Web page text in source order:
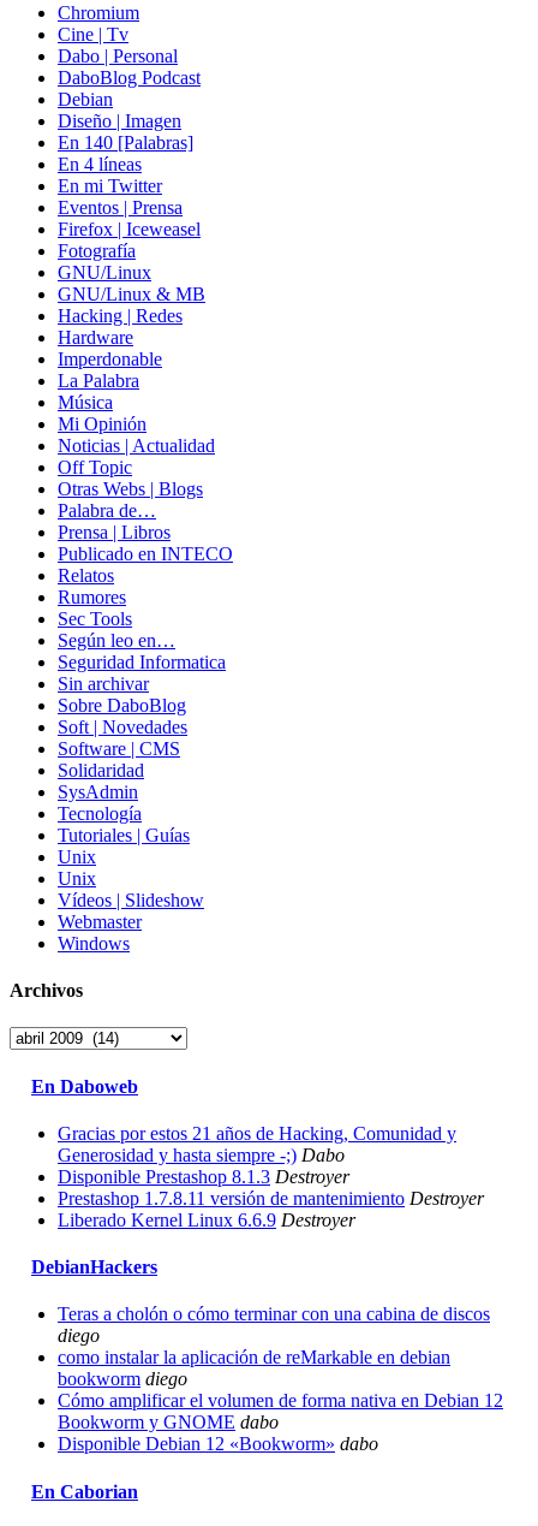
Chromium
Cine | Tv
Dabo | Personal
DaboBlog Podcast
Debian
Diseño | Imagen
En 140 [Palabras]
En 4 líneas
En mi Twitter
Eventos | Prensa
Firefox | Iceweasel
Fotografía
GNU/Linux
GNU/Linux & MB
Hacking | Redes
Hardware
Imperdonable
La Palabra
Música
Mi Opinión
Noticias | Actualidad
Off Topic
Otras Webs | Blogs
Palabra de…
Prensa | Libros
Publicado en INTECO
Relatos
Rumores
Sec Tools
Según leo en…
Seguridad Informatica
Sin archivar
Sobre DaboBlog
Soft | Novedades
Software | CMS
Solidaridad
SysAdmin
Tecnología
Tutoriales | Guías
Unix
Unix
Vídeos | Slideshow
Webmaster
Windows
Archivos
Archivos
En Daboweb
Gracias por estos 21 años de Hacking, Comunidad y
Generosidad y hasta siempre -;) Dabo
Disponible Prestashop 8.1.3 Destroyer
Prestashop 1.7.8.11 versión de mantenimiento Destroyer
Liberado Kernel Linux 6.6.9 Destroyer
DebianHackers
Teras a cholón o cómo terminar con una cabina de discos
diego
como instalar la aplicación de reMarkable en debian
bookworm diego
Cómo amplificar el volumen de forma nativa en Debian 12
Bookworm y GNOME dabo
Disponible Debian 12 «Bookworm» dabo
En Caborian